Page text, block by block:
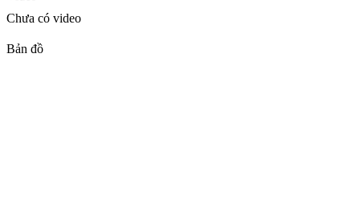
Chưa có video
Bản đồ